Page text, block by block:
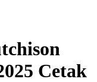
Cetak